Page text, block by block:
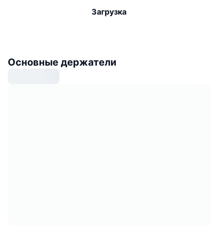
Загрузка
Основные держатели